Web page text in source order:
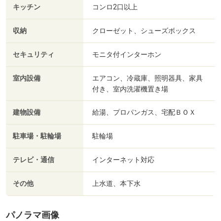
キッチン コンロ2口以上
収納 クローゼット、シューズボックス
セキュリティ モニタ付インターホン
室内設備
エアコン、冷蔵庫、照明器具、家具
付き、室内洗濯機置き場
建物設備 給湯、プロパンガス、宅配ＢＯＸ
駐車場・駐輪場 駐輪場
テレビ・通信 インターネット対応
その他 上水道、本下水
パノラマ画像